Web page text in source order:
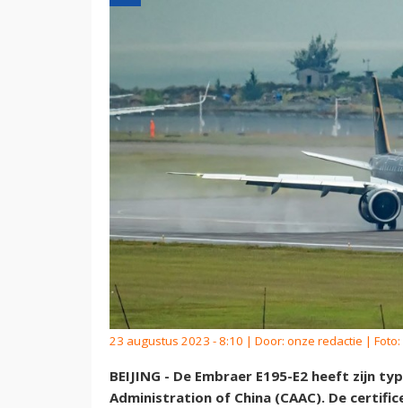
23 augustus 2023 - 8:10 | Door: onze redactie |
BEIJING - De Embraer E195-E2 heeft zijn
Administration of China (CAAC). De